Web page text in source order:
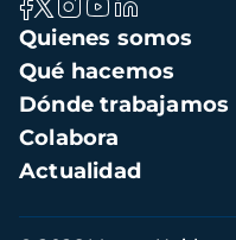
Navegación
principal
Quienes somos
Qué hacemos
Dónde trabajamos
Colabora
Actualidad